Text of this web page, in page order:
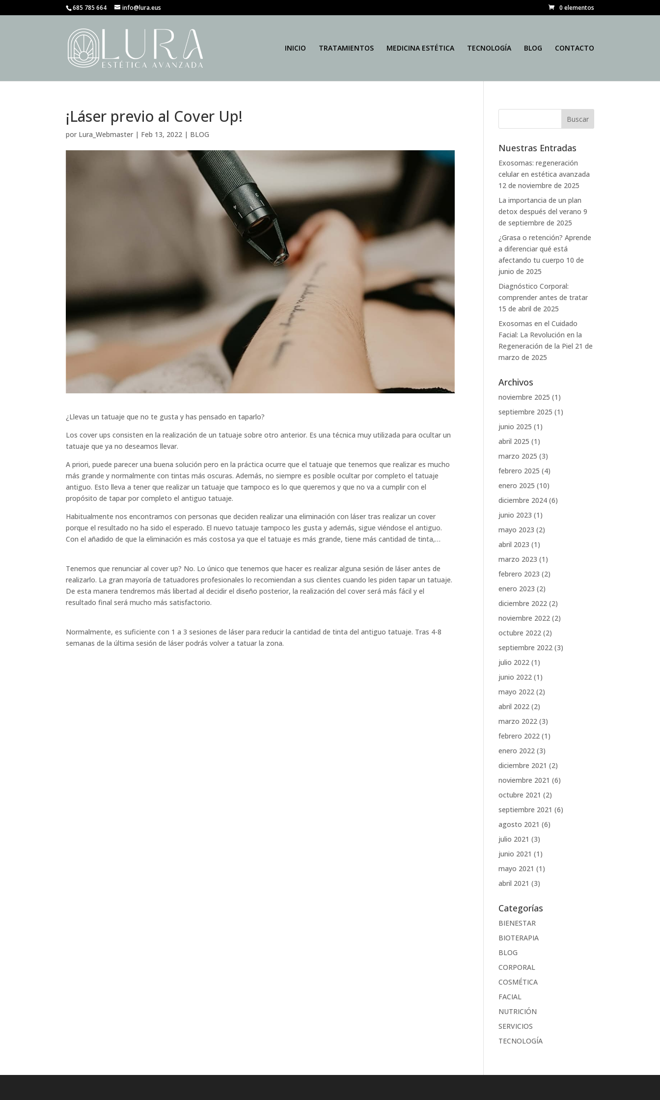
685 785 664 info@lura.eus 0 elementos
INICIO TRATAMIENTOS MEDICINA ESTÉTICA TECNOLOGÍA BLOG CONTACTO
¡Láser previo al Cover Up!
por Lura_Webmaster | Feb 13, 2022 | BLOG
¿Llevas un tatuaje que no te gusta y has pensado en taparlo?
Los cover ups consisten en la realización de un tatuaje sobre otro anterior. Es una técnica muy utilizada para ocultar un
tatuaje que ya no deseamos llevar.
A priori, puede parecer una buena solución pero en la práctica ocurre que el tatuaje que tenemos que realizar es mucho
más grande y normalmente con tintas más oscuras. Además, no siempre es posible ocultar por completo el tatuaje
antiguo. Esto lleva a tener que realizar un tatuaje que tampoco es lo que queremos y que no va a cumplir con el
propósito de tapar por completo el antiguo tatuaje.
Habitualmente nos encontramos con personas que deciden realizar una eliminación con láser tras realizar un cover
porque el resultado no ha sido el esperado. El nuevo tatuaje tampoco les gusta y además, sigue viéndose el antiguo.
Con el añadido de que la eliminación es más costosa ya que el tatuaje es más grande, tiene más cantidad de tinta,…
Tenemos que renunciar al cover up? No. Lo único que tenemos que hacer es realizar alguna sesión de láser antes de
realizarlo. La gran mayoría de tatuadores profesionales lo recomiendan a sus clientes cuando les piden tapar un tatuaje.
De esta manera tendremos más libertad al decidir el diseño posterior, la realización del cover será más fácil y el
resultado final será mucho más satisfactorio.
Normalmente, es suficiente con 1 a 3 sesiones de láser para reducir la cantidad de tinta del antiguo tatuaje. Tras 4-8
semanas de la última sesión de láser podrás volver a tatuar la zona.
Nuestras Entradas
Exosomas: regeneración
celular en estética avanzada
12 de noviembre de 2025
La importancia de un plan
detox después del verano 9
de septiembre de 2025
¿Grasa o retención? Aprende
a diferenciar qué está
afectando tu cuerpo 10 de
junio de 2025
Diagnóstico Corporal:
comprender antes de tratar
15 de abril de 2025
Exosomas en el Cuidado
Facial: La Revolución en la
Regeneración de la Piel 21 de
marzo de 2025
Archivos
noviembre 2025 (1)
septiembre 2025 (1)
junio 2025 (1)
abril 2025 (1)
marzo 2025 (3)
febrero 2025 (4)
enero 2025 (10)
diciembre 2024 (6)
junio 2023 (1)
mayo 2023 (2)
abril 2023 (1)
marzo 2023 (1)
febrero 2023 (2)
enero 2023 (2)
diciembre 2022 (2)
noviembre 2022 (2)
octubre 2022 (2)
septiembre 2022 (3)
julio 2022 (1)
junio 2022 (1)
mayo 2022 (2)
abril 2022 (2)
marzo 2022 (3)
febrero 2022 (1)
enero 2022 (3)
diciembre 2021 (2)
noviembre 2021 (6)
octubre 2021 (2)
septiembre 2021 (6)
agosto 2021 (6)
julio 2021 (3)
junio 2021 (1)
mayo 2021 (1)
abril 2021 (3)
Categorías
BIENESTAR
BIOTERAPIA
BLOG
CORPORAL
COSMÉTICA
FACIAL
NUTRICIÓN
SERVICIOS
TECNOLOGÍA